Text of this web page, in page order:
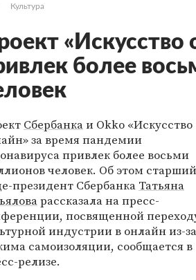
Культура
более
Сбербанкаи Okko «Искусство
за время пандемии
привлек более восьми
человек. Об этом старший
президент Сбербанка Татьяна
рассказала на пресс-
посвященной
индустрии в онлайн из-за
самоизоляции, сообщается в
релизе.